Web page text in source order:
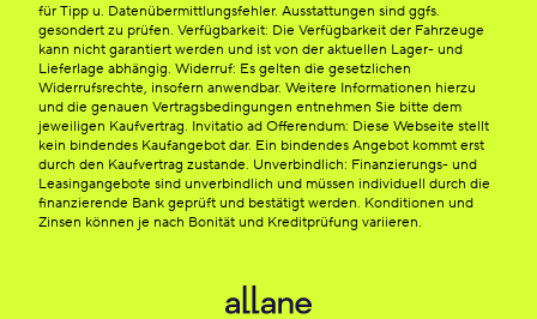
für Tipp u. Datenübermittlungsfehler. Ausstattungen sind ggfs.
gesondert zu prüfen. Verfügbarkeit: Die Verfügbarkeit der Fahrzeuge
kann nicht garantiert werden und ist von der aktuellen Lager- und
Lieferlage abhängig. Widerruf: Es gelten die gesetzlichen
Widerrufsrechte, insofern anwendbar. Weitere Informationen hierzu
und die genauen Vertragsbedingungen entnehmen Sie bitte dem
jeweiligen Kaufvertrag. Invitatio ad Offerendum: Diese Webseite stellt
kein bindendes Kaufangebot dar. Ein bindendes Angebot kommt erst
durch den Kaufvertrag zustande. Unverbindlich: Finanzierungs- und
Leasingangebote sind unverbindlich und müssen individuell durch die
finanzierende Bank geprüft und bestätigt werden. Konditionen und
Zinsen können je nach Bonität und Kreditprüfung variieren.